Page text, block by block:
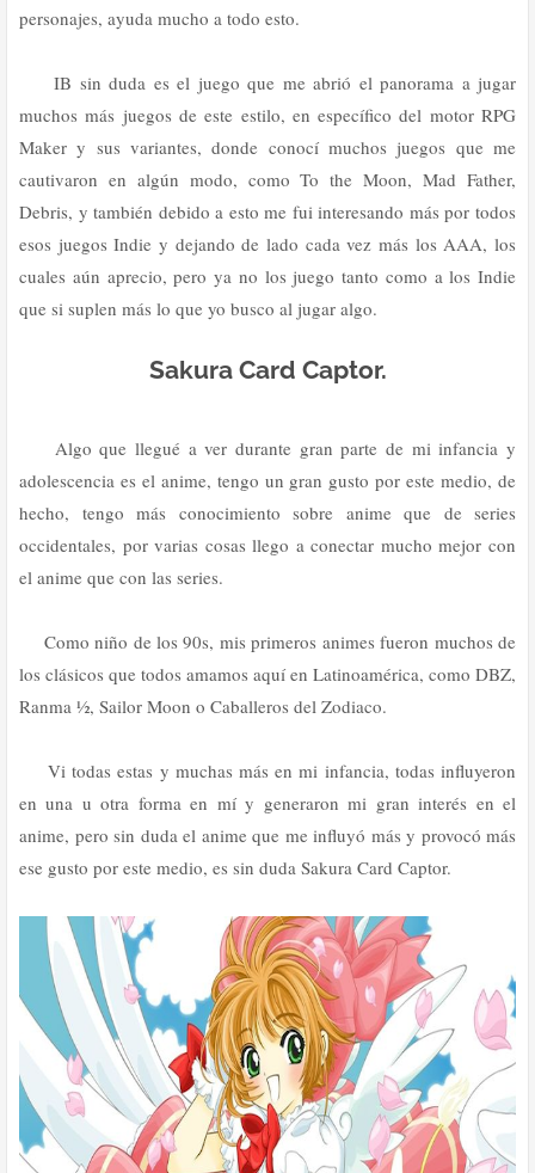
personajes, ayuda mucho a todo esto.
IB sin duda es el juego que me abrió el panorama a jugar
muchos más juegos de este estilo, en específico del motor RPG
Maker y sus variantes, donde conocí muchos juegos que me
cautivaron en algún modo, como To the Moon, Mad Father,
Debris, y también debido a esto me fui interesando más por todos
esos juegos Indie y dejando de lado cada vez más los AAA, los
cuales aún aprecio, pero ya no los juego tanto como a los Indie
que si suplen más lo que yo busco al jugar algo.
Sakura Card Captor.
Algo que llegué a ver durante gran parte de mi infancia y
adolescencia es el anime, tengo un gran gusto por este medio, de
hecho, tengo más conocimiento sobre anime que de series
occidentales, por varias cosas llego a conectar mucho mejor con
el anime que con las series.
Como niño de los 90s, mis primeros animes fueron muchos de
los clásicos que todos amamos aquí en Latinoamérica, como DBZ,
Ranma ½, Sailor Moon o Caballeros del Zodiaco.
Vi todas estas y muchas más en mi infancia, todas influyeron
en una u otra forma en mí y generaron mi gran interés en el
anime, pero sin duda el anime que me influyó más y provocó más
ese gusto por este medio, es sin duda Sakura Card Captor.